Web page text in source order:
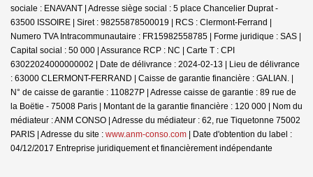
sociale : ENAVANT | Adresse siège social : 5 place Chancelier Duprat -
63500 ISSOIRE | Siret : 98255878500019 | RCS : Clermont-Ferrand |
Numero TVA Intracommunautaire : FR15982558785 | Forme juridique : SAS |
Capital social : 50 000 | Assurance RCP : NC | Carte T : CPI
63022024000000002 | Date de délivrance : 2024-02-13 | Lieu de délivrance
: 63000 CLERMONT-FERRAND | Caisse de garantie financière : GALIAN. |
N° de caisse de garantie : 110827P | Adresse caisse de garantie : 89 rue de
la Boëtie - 75008 Paris | Montant de la garantie financière : 120 000 | Nom du
médiateur : ANM CONSO | Adresse du médiateur : 62, rue Tiquetonne 75002
PARIS | Adresse du site : www.anm-conso.com | Date d'obtention du label :
04/12/2017 Entreprise juridiquement et financièrement indépendante